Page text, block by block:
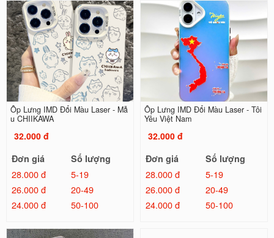
Ốp Lưng IMD Đổi Màu Laser - Mẫ
u CHIIKAWA
32.000 đ
Đơn giá
Số lượng
28.000 đ
5-19
26.000 đ
20-49
24.000 đ
50-100
Ốp Lưng IMD Đổi Màu Laser - Tôi
Yêu Việt Nam
32.000 đ
Đơn giá
Số lượng
28.000 đ
5-19
26.000 đ
20-49
24.000 đ
50-100